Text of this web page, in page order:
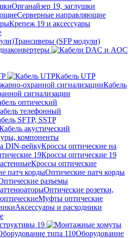
Органайзер 19, заглушки
Серверные направляющие
Крепеж 19 и аксессуары
Трансиверы (SFP модули)
Кабель UTP
Кабель
сигнализации
оптический
телефонный
SFTP, SSTP
акустический
компоненты
Кроссы оптические на
Кроссы оптические 19
Кроссы оптические
Оптические патч корды
разъемы
Оптические розетки,
Муфты оптические
Аксессуары и расходники
19
Оборудование